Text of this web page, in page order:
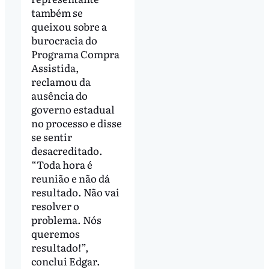
também se
queixou sobre a
burocracia do
Programa Compra
Assistida,
reclamou da
ausência do
governo estadual
no processo e disse
se sentir
desacreditado.
“Toda hora é
reunião e não dá
resultado. Não vai
resolver o
problema. Nós
queremos
resultado!”,
conclui Edgar.